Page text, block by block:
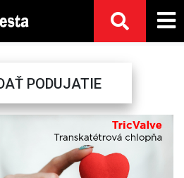
PODUJATIE